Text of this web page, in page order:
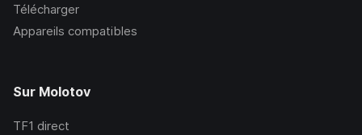
Télécharger
Appareils compatibles
Sur Molotov
TF1 direct